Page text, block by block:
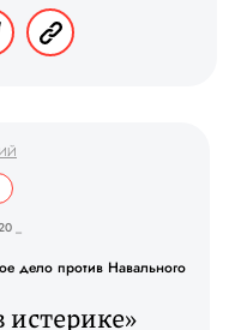
_
дело против Навального
истерике»